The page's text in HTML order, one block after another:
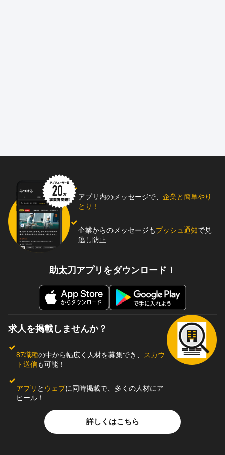
アプリ内のメッセージで、 企業と簡単やり
とり !
企業からのメッセージもプッシュ通知で見
逃し防止
助太刀アプリをダウンロード！
求人を掲載しませんか？
87職種の中から幅広く人材を募集でき、
スカウ
ト送信も可能！
アプリ と ウェブに同時掲載で、多くの人材にア
ピール！
詳しくはこちら